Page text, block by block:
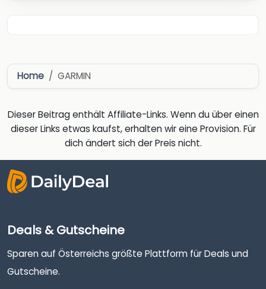
Home GARMIN
Dieser Beitrag enthält Affiliate-Links. Wenn du über einen
dieser Links etwas kaufst, erhalten wir eine Provision. Für
dich ändert sich der Preis nicht.
Deals & Gutscheine
Sparen auf Österreichs größte Plattform für Deals und
Gutscheine.